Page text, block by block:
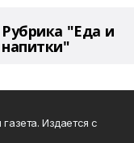
Рубрика "Еда и
напитки"
Издается с